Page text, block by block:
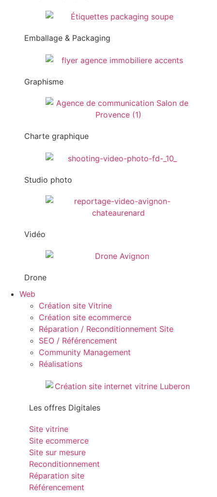
Emballage & Packaging
Graphisme
Charte graphique
Studio photo
Vidéo
Drone
Web
Création site Vitrine
Création site ecommerce
Réparation / Reconditionnement Site
SEO / Référencement
Community Management
Réalisations
Les offres Digitales
Site vitrine
Site ecommerce
Site sur mesure
Reconditionnement
Réparation site
Référencement